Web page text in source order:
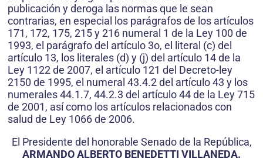
publicación y deroga las normas que le sean
contrarias, en especial los parágrafos de los artículos
171, 172, 175, 215 y 216 numeral 1 de la Ley 100 de
1993, el parágrafo del artículo 3o, el literal (c) del
artículo 13, los literales (d) y (j) del artículo 14 de la
Ley 1122 de 2007, el artículo 121 del Decreto-ley
2150 de 1995, el numeral 43.4.2 del artículo 43 y los
numerales 44.1.7, 44.2.3 del artículo 44 de la Ley 715
de 2001, así como los artículos relacionados con
salud de Ley 1066 de 2006.
El Presidente del honorable Senado de la República,
ARMANDO ALBERTO BENEDETTI VILLANEDA.